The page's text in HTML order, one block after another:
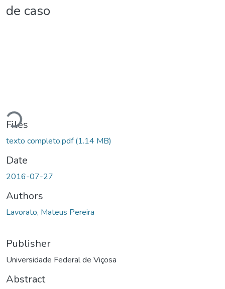
de caso
Loading...
Files
texto completo.pdf(1.14 MB)
Date
2016-07-27
Authors
Lavorato, Mateus Pereira
Publisher
Universidade Federal de Viçosa
Abstract